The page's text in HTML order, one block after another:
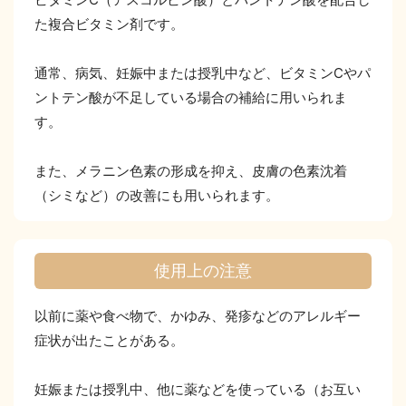
た複合ビタミン剤です。
通常、病気、妊娠中または授乳中など、ビタミンCやパ
ントテン酸が不足している場合の補給に用いられま
す。
また、メラニン色素の形成を抑え、皮膚の色素沈着
（シミなど）の改善にも用いられます。
使用上の注意
以前に薬や食べ物で、かゆみ、発疹などのアレルギー
症状が出たことがある。
妊娠または授乳中、他に薬などを使っている（お互い